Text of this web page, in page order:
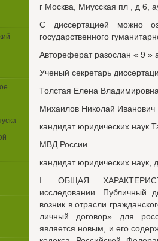
г Москва, Миусская пл , д 6,
С диссертацией можно
государственного
Автореферат разослан « 9 »
Ученый секретарь
Толстая Елена
Михаилов Николай Иванович
кандидат юридических наук
МВД России
кандидат юридических наук,
I. ОБЩАЯ
исследовании. Публичный
возник в отрасли
личный договор» для
является новым, и его